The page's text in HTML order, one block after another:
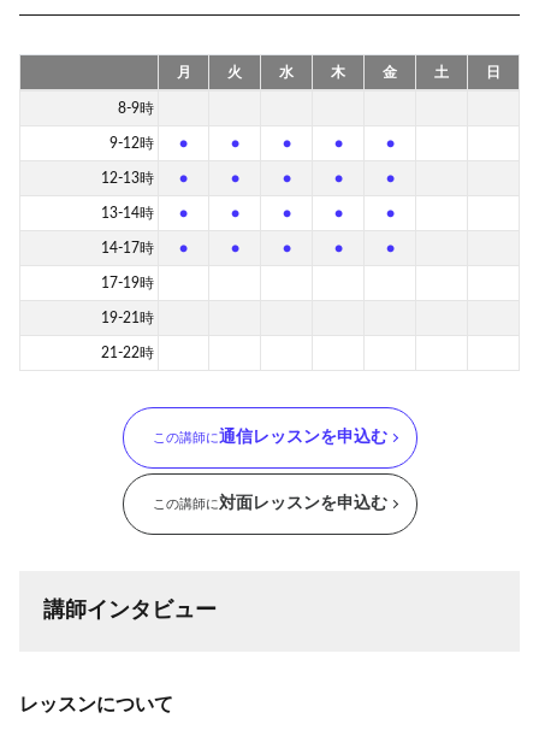
月 火 水 木 金 土 日
8-9時
9-12時 ● ● ● ● ●
12-13時 ● ● ● ● ●
13-14時 ● ● ● ● ●
14-17時 ● ● ● ● ●
17-19時
19-21時
21-22時
この講師に通信レッスンを申込む
この講師に対面レッスンを申込む
講師インタビュー
レッスンについて